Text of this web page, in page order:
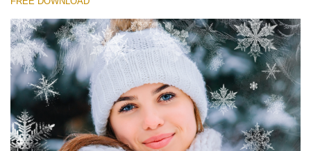
Sunlight Collection
(290 Overlays)
Large 6000*4000px
Entire Collection
(1783 Overlays)